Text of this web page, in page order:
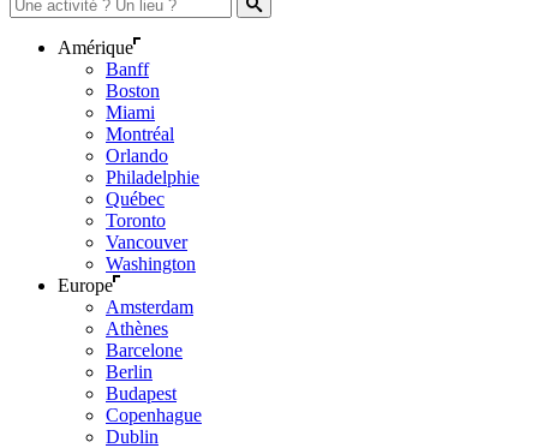
Amérique
Banff
Boston
Miami
Montréal
Orlando
Philadelphie
Québec
Toronto
Vancouver
Washington
Europe
Amsterdam
Athènes
Barcelone
Berlin
Budapest
Copenhague
Dublin